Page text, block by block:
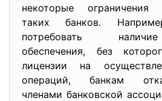
некоторые
таких банков.
потребовать
обеспечения, без
лицензии на
операций, банкам
членами банковской